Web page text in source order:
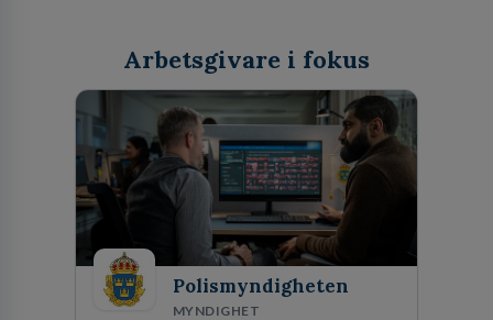
Arbetsgivare i fokus
Polismyndigheten
MYNDIGHET